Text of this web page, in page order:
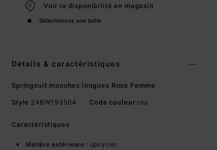
Voir la disponibilité en magasin
Sélectionnez une taille
Details & caractéristiques
Springsuit manches longues Rose Femme
Style 24BW193504 Code couleur ros
Caractéristiques
Matière extérieure : Upcycler